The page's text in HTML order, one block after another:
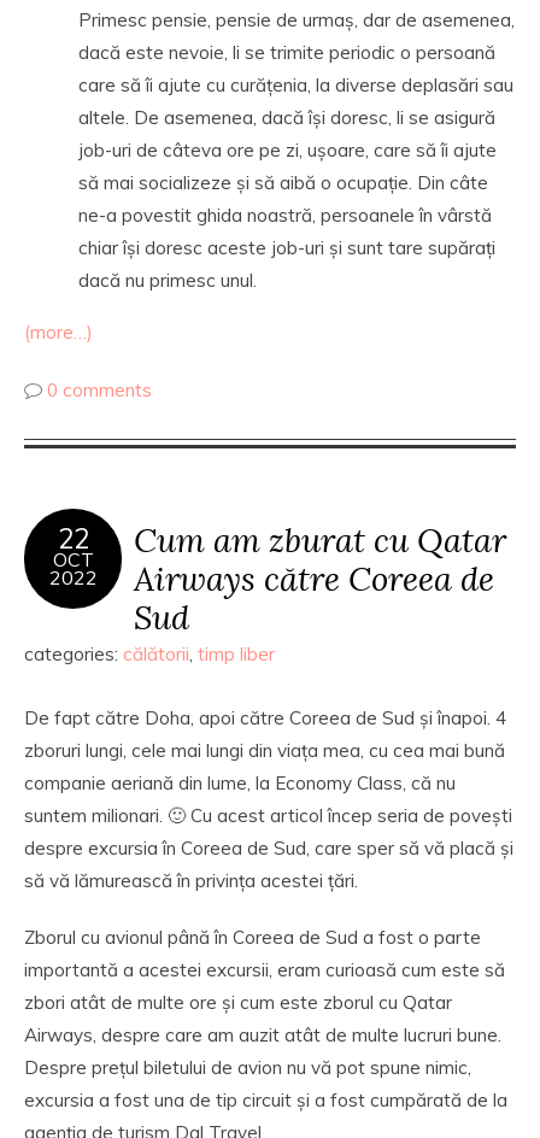
Primesc pensie, pensie de urmaș, dar de asemenea,
dacă este nevoie, li se trimite periodic o persoană
care să îi ajute cu curățenia, la diverse deplasări sau
altele. De asemenea, dacă își doresc, li se asigură
job-uri de câteva ore pe zi, ușoare, care să îi ajute
să mai socializeze și să aibă o ocupație. Din câte
ne-a povestit ghida noastră, persoanele în vârstă
chiar își doresc aceste job-uri și sunt tare supărați
dacă nu primesc unul.
(more…)
0 comments
22
OCT
2022
Cum am zburat cu Qatar
Airways către Coreea de
Sud
categories: călătorii timp liber
De fapt către Doha, apoi către Coreea de Sud și înapoi. 4
zboruri lungi, cele mai lungi din viața mea, cu cea mai bună
companie aeriană din lume, la Economy Class, că nu
suntem milionari. 🙂 Cu acest articol încep seria de povești
despre excursia în Coreea de Sud, care sper să vă placă și
să vă lămurească în privința acestei țări.
Zborul cu avionul până în Coreea de Sud a fost o parte
importantă a acestei excursii, eram curioasă cum este să
zbori atât de multe ore și cum este zborul cu Qatar
Airways, despre care am auzit atât de multe lucruri bune.
Despre prețul biletului de avion nu vă pot spune nimic,
excursia a fost una de tip circuit și a fost cumpărată de la
agenția de turism Dal Travel.